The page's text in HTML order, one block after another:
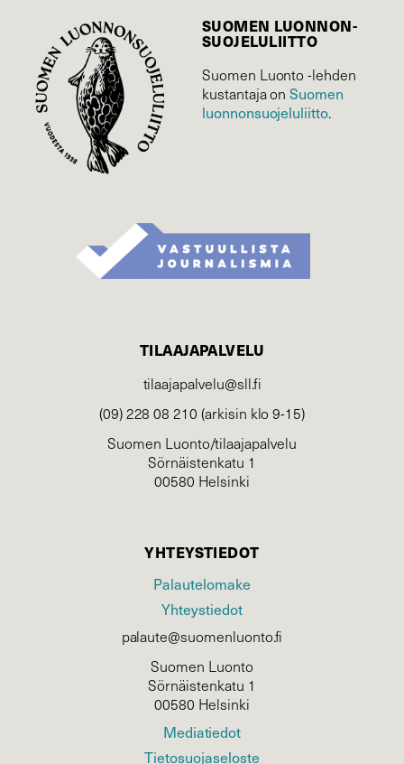
SUOMEN LUONNON­
SUOJELU­LIITTO
Suomen Luonto -lehden
kustantaja onSuomen
luonnonsuojelu­liitto.
TILAAJAPALVELU
tilaajapalvelu@sll.fi
(09) 228 08 210 (arkisin klo 9-15)
Suomen Luonto/tilaajapalvelu
Sörnäistenkatu 1
00580 Helsinki
YHTEYSTIEDOT
Palautelomake
Yhteystiedot
palaute@suomenluonto.fi
Suomen Luonto
Sörnäistenkatu 1
00580 Helsinki
Mediatiedot
Tietosuojaseloste